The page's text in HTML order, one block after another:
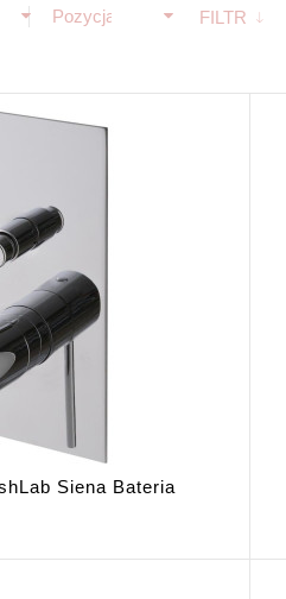
Pozycja FILTR
Siena Bateria